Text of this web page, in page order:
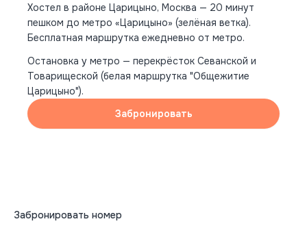
Хостел в районе Царицыно, Москва — 20 минут
пешком до метро «Царицыно» (зелёная ветка).
Бесплатная маршрутка ежедневно от метро.
Остановка у метро — перекрёсток Севанской и
Товарищеской (белая маршрутка "Общежитие
Царицыно").
Забронировать
Забронировать номер